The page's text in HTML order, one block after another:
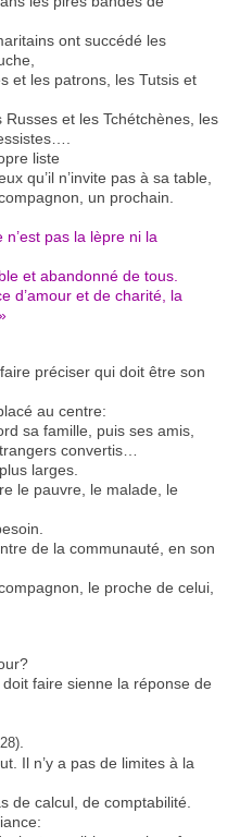
ont succédé les
et les patrons, les Tutsis et
et les Tchétchènes, les
liste
qu’il n’invite pas à sa table,
un prochain.
pas la lèpre ni la
et abandonné de tous.
d’amour et de charité, la
préciser qui doit être son
au centre:
sa famille, puis ses amis,
convertis…
larges.
le pauvre, le malade, le
de la communauté, en son
le proche de celui,
faire sienne la réponse de
Il n’y a pas de limites à la
de calcul, de comptabilité.